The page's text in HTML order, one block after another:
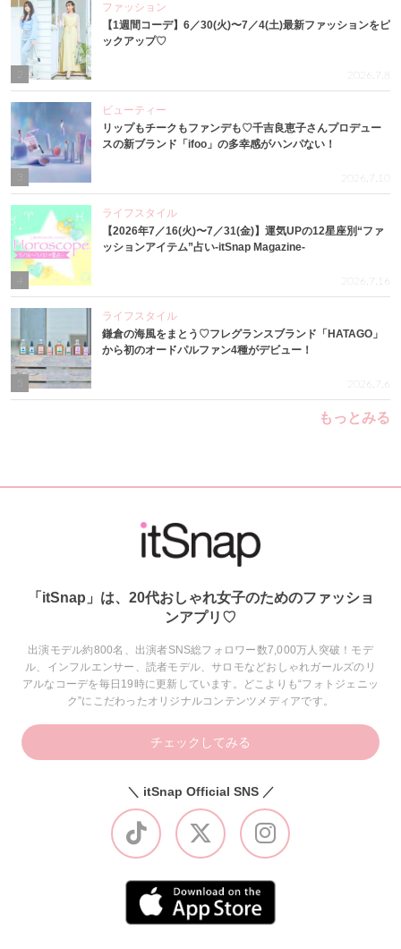
ファッション
【1週間コーデ】6／30(火)〜7／4(土)最新ファッションをピ
ックアップ♡
2026.7.8
3
ビューティー
リップもチークもファンデも♡千吉良恵子さんプロデュー
スの新ブランド「ifoo」の多幸感がハンパない！
2026.7.10
4
ライフスタイル
【2026年7／16(火)〜7／31(金)】運気UPの12星座別“ファ
ッションアイテム”占い-itSnap Magazine-
2026.7.16
ライフスタイル
鎌倉の海風をまとう♡フレグランスブランド「HATAGO」
から初のオードパルファン4種がデビュー！
2026.7.6
もっとみる
「itSnap」は、20代おしゃれ女子のためのファッショ
ンアプリ♡
出演モデル約800名、出演者SNS総フォロワー数7,000万人突破！モデ
ル、インフルエンサー、読者モデル、サロモなどおしゃれガールズのリ
アルなコーデを毎日19時に更新しています。どこよりも“フォトジェニッ
ク”にこだわったオリジナルコンテンツメディアです。
チェックしてみる
＼ itSnap Official SNS ／